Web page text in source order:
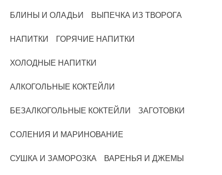
БЛИНЫ И ОЛАДЬИ ВЫПЕЧКА ИЗ ТВОРОГА
НАПИТКИ ГОРЯЧИЕ НАПИТКИ
ХОЛОДНЫЕ НАПИТКИ
АЛКОГОЛЬНЫЕ КОКТЕЙЛИ
БЕЗАЛКОГОЛЬНЫЕ КОКТЕЙЛИ ЗАГОТОВКИ
СОЛЕНИЯ И МАРИНОВАНИЕ
СУШКА И ЗАМОРОЗКА ВАРЕНЬЯ И ДЖЕМЫ